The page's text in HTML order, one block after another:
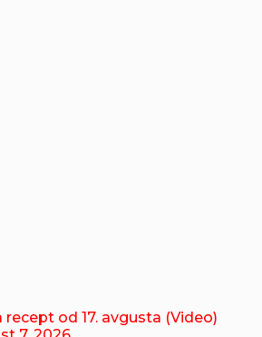
recept od 17. avgusta (Video)